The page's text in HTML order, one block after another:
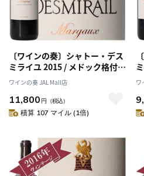
〔ワインの奏〕シャトー・デス
ミライユ 2015 / メドック格付け
第３級 Troisiemes Grands
Crus
ワインの奏 JAL Mall店
11,800 円 （税込）
積算 107 マイル (1倍)
ワ